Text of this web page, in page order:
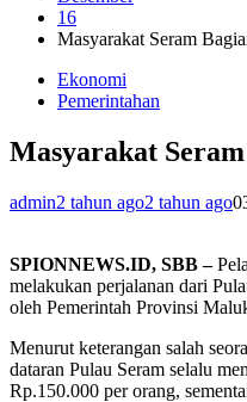
16
Masyarakat Seram
Ekonomi
Pemerintahan
Masyarakat
admin2 tahun ago2 tahun ago0
SPIONNEWS.ID, SBB –
melakukan perjalanan dari
oleh Pemerintah Provinsi
Menurut keterangan salah
dataran Pulau Seram selalu
Rp.150.000 per orang,